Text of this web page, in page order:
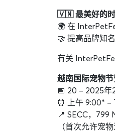
🇻🇳 最美好的时
🌍 在
🤝 提高品牌知
有关
越南国际宠物
📅 20 – 2025年
⏰ 上午 9:00* –
📍 SECC，799
（首次允许宠物